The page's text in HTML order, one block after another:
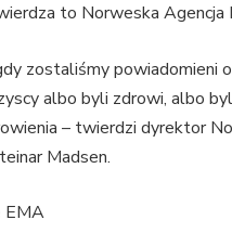
to Norweska Agencja
zostaliśmy powiadomieni
albo byli zdrowi, albo
– twierdzi dyrektor
Madsen.
EMA